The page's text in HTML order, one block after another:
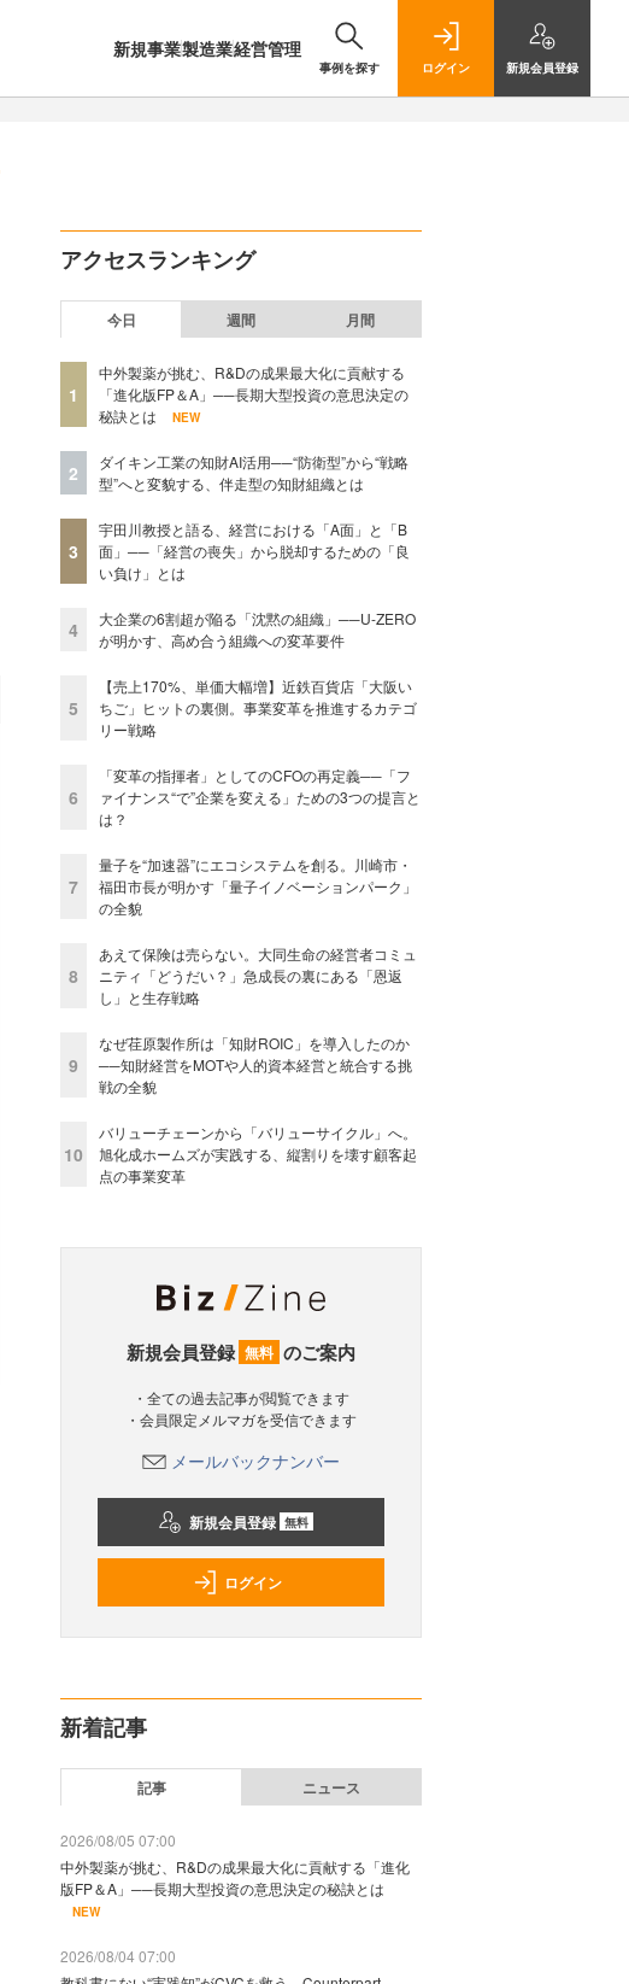
新規事業製造業経営管理
事例を探す ログイン 新規会員登録
アクセスランキング
今日 週間 月間
1
中外製薬が挑む、R&Dの成果最大化に貢献する
「進化版FP＆A」──長期大型投資の意思決定の
秘訣とは
NEW
2
ダイキン工業の知財AI活用──“防衛型”から“戦略
型”へと変貌する、伴走型の知財組織とは
3
宇田川教授と語る、経営における「A面」と「B
面」──「経営の喪失」から脱却するための「良
い負け」とは
4
大企業の6割超が陥る「沈黙の組織」──U-ZERO
が明かす、高め合う組織への変革要件
5
【売上170%、単価大幅増】近鉄百貨店「大阪い
ちご」ヒットの裏側。事業変革を推進するカテゴ
リー戦略
6
「変革の指揮者」としてのCFOの再定義──「フ
ァイナンス“で”企業を変える」ための3つの提言と
は？
7
量子を“加速器”にエコシステムを創る。川崎市・
福田市長が明かす「量子イノベーションパーク」
の全貌
8
あえて保険は売らない。大同生命の経営者コミュ
ニティ「どうだい？」急成長の裏にある「恩返
し」と生存戦略
9
なぜ荏原製作所は「知財ROIC」を導入したのか
──知財経営をMOTや人的資本経営と統合する挑
戦の全貌
10
バリューチェーンから「バリューサイクル」へ。
旭化成ホームズが実践する、縦割りを壊す顧客起
点の事業変革
新規会員登録 無料 のご案内
・全ての過去記事が閲覧できます
・会員限定メルマガを受信できます
メールバックナンバー
新規会員登録 無料
ログイン
新着記事
記事 ニュース
2026/08/05 07:00
中外製薬が挑む、R&Dの成果最大化に貢献する「進化
版FP＆A」──長期大型投資の意思決定の秘訣とは
NEW
2026/08/04 07:00